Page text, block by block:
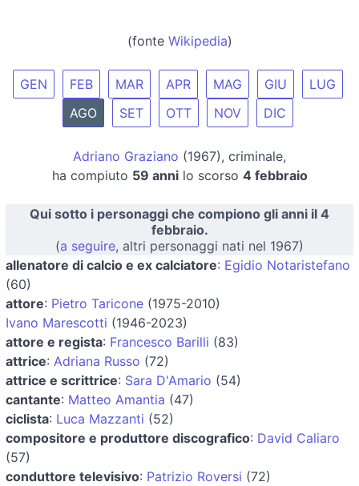
(fonte Wikipedia)
GEN FEB MAR APR MAG GIU
LUG
AGO
SET OTT NOV DIC
Adriano Graziano (1967), criminale,
ha compiuto 59 annilo scorso 4 febbraio
Qui sotto i personaggi che compiono gli anni il 4
febbraio.
(a seguire, altri personaggi nati nel 1967)
allenatore di calcio e ex calciatore: Egidio Notaristefano
(60)
attore: Pietro Taricone (1975-2010)
Ivano Marescotti (1946-2023)
attore e regista: Francesco Barilli (83)
attrice: Adriana Russo (72)
attrice e scrittrice: Sara D'Amario (54)
cantante: Matteo Amantia (47)
ciclista: Luca Mazzanti (52)
compositore e produttore discografico: David Caliaro
(57)
conduttore televisivo: Patrizio Roversi (72)